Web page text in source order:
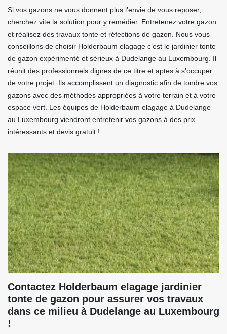
Si vos gazons ne vous donnent plus l’envie de vous reposer,
cherchez vite la solution pour y remédier. Entretenez votre gazon
et réalisez des travaux tonte et réfections de gazon. Nous vous
conseillons de choisir Holderbaum elagage c’est le jardinier tonte
de gazon expérimenté et sérieux à Dudelange au Luxembourg. Il
réunit des professionnels dignes de ce titre et aptes à s’occuper
de votre projet. Ils accomplissent un diagnostic afin de tondre vos
gazons avec des méthodes appropriées à votre terrain et à votre
espace vert. Les équipes de Holderbaum elagage à Dudelange
au Luxembourg viendront entretenir vos gazons à des prix
intéressants et devis gratuit !
Contactez Holderbaum elagage jardinier
tonte de gazon pour assurer vos travaux
dans ce milieu à Dudelange au Luxembourg
!